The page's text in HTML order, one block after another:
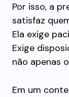
Por isso, a
satisfaz
Ela exige
Exige
não apenas
Em um